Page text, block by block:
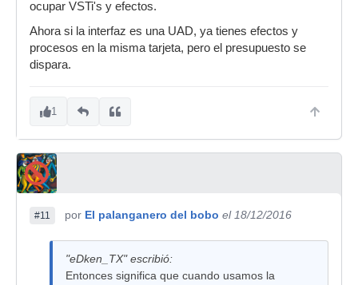
ocupar VSTi's y efectos.
Ahora si la interfaz es una UAD, ya tienes efectos y
procesos en la misma tarjeta, pero el presupuesto se
dispara.
1
#11 por El palanganero del bobo el 18/12/2016
"eDken_TX" escribió:
Entonces significa que cuando usamos la